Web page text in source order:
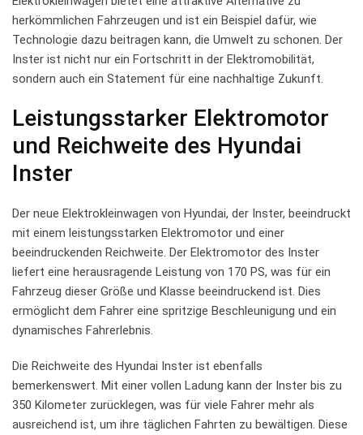
herkömmlichen Fahrzeugen und‌ ist ein Beispiel dafür, ‌wie⁣
Technologie dazu‌ beitragen‌ kann, die ‍Umwelt ​zu schonen. Der‍
Inster⁢ ist nicht nur ⁢ein Fortschritt in der‌ Elektromobilität,
sondern auch ein Statement für eine nachhaltige ⁤Zukunft.
Leistungsstarker Elektromotor‌
und Reichweite des Hyundai⁤
Inster
Der neue Elektrokleinwagen von⁤ Hyundai, der ⁣Inster,⁣ beeindruckt
mit einem leistungsstarken Elektromotor und‍ einer
beeindruckenden⁢ Reichweite. ‍Der Elektromotor des⁣ Inster⁢
liefert eine ⁣herausragende ⁣Leistung von 170 PS, was für ein
Fahrzeug dieser Größe und Klasse ⁤beeindruckend‍ ist. Dies
ermöglicht dem‍ Fahrer eine⁤ spritzige Beschleunigung und ein
dynamisches Fahrerlebnis.
Die Reichweite des Hyundai Inster⁢ ist ebenfalls
‌bemerkenswert.‍ Mit einer vollen Ladung kann⁣ der Inster bis zu
350 Kilometer zurücklegen, was für viele Fahrer mehr als
ausreichend ist,‍ um ⁣ihre täglichen Fahrten ⁣zu bewältigen. Diese